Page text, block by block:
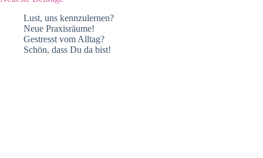
Lust, uns kennzulernen?
Neue Praxisräume!
Gestresst vom Alltag?
Schön, dass Du da bist!